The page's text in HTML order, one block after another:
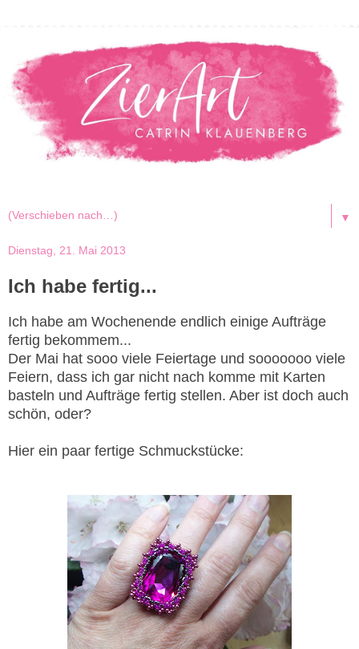
▼
Dienstag, 21. Mai 2013
Ich habe fertig...
Ich habe am Wochenende endlich einige Aufträge
fertig bekommem...
Der Mai hat sooo viele Feiertage und sooooooo viele
Feiern, dass ich gar nicht nach komme mit Karten
basteln und Aufträge fertig stellen. Aber ist doch auch
schön, oder?
Hier ein paar fertige Schmuckstücke: